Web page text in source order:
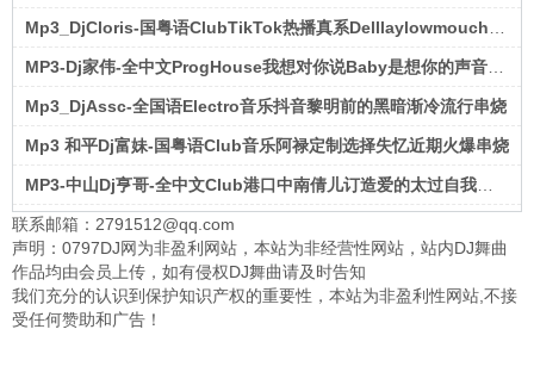
Mp3_DjAssc-全国语Electro音乐抖音黎明前的黑暗渐冷流行串烧
Mp3 和平Dj富妹-国粤语Club音乐阿禄定制选择失忆近期火爆串烧
联系邮箱：2791512@qq.com
声明：0797DJ网为非盈利网站，本站为非经营性网站，站内DJ舞曲
作品均由会员上传，如有侵权DJ舞曲请及时告知
我们充分的认识到保护知识产权的重要性，本站为非盈利性网站,不接
受任何赞助和广告！